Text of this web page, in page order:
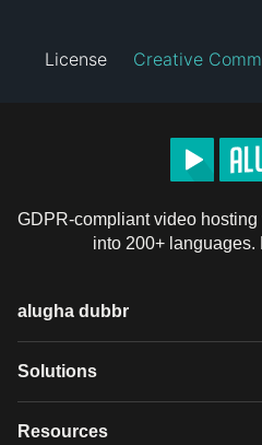
License Creative
GDPR-compliant video
into 200+ languages.
alugha dubbr
Overview
Solutions
GDPR video hosting
Resources